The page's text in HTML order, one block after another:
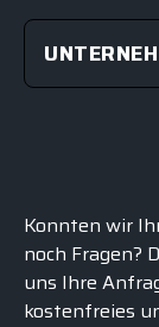
Konnten wir
noch Fragen?
uns Ihre
kostenfreies